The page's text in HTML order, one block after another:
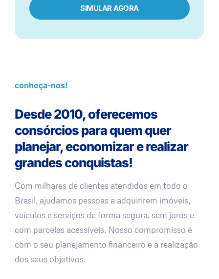
SIMULAR AGORA
conheça-nos!
Desde 2010, oferecemos
consórcios para quem quer
planejar, economizar e realizar
grandes conquistas!
Com milhares de clientes atendidos em todo o
Brasil, ajudamos pessoas a adquirirem imóveis,
veículos e serviços de forma segura, sem juros e
com parcelas acessíveis. Nosso compromisso é
com o seu planejamento financeiro e a realização
dos seus objetivos.